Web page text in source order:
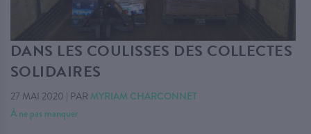
DANS LES COULISSES DES COLLECTES
SOLIDAIRES
27 MAI 2020 | PAR MYRIAM CHARCONNET
À ne pas manquer